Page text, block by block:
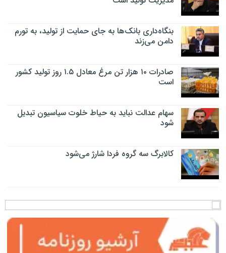
بنگاه‌داری بانک‌ها به جای حمایت از تولید، به تورم
دامن می‌زند
صادرات ۱۰ هزار تن مرغ معادل ۱.۵ روز تولید کشور
است
سهام عدالت نباید به حیاط خلوت سیاسیون تبدیل
شود
کالابرگ سه گروه فردا شارژ می‌شود